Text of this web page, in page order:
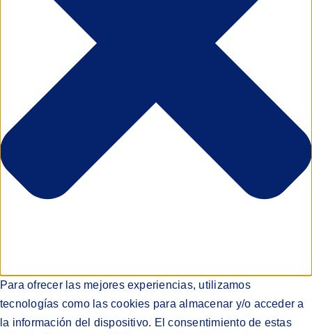
Para ofrecer las mejores experiencias, utilizamos
tecnologías como las cookies para almacenar y/o acceder a
la información del dispositivo. El consentimiento de estas